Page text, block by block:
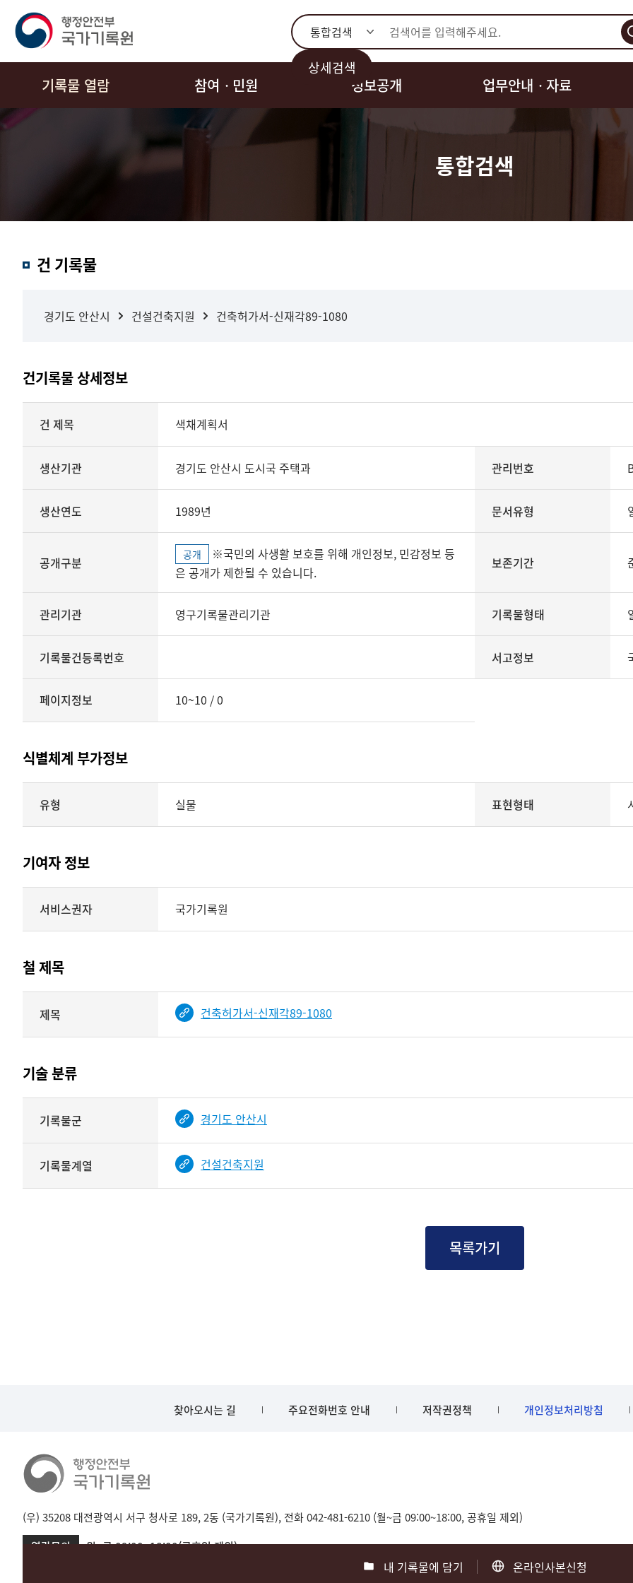
통합검색
상세검색
기록물 열람 참여ㆍ민원 정보공개 업무안내ㆍ자료
통합검색
검색건 기록물
경기도 안산시 건설건축지원 건축허가서-신재각89-1080
건기록물 상세정보
건 제목 색채계획서
생산기관 경기도 안산시 도시국 주택과 관리번호
생산연도 1989년 문서유형
공개구분 공개
은 공개가 제한될 수 있습니다.
보존기간
관리기관 영구기록물관리기관 기록물형태
기록물건등록번호 서고정보
페이지정보 10~10 / 0
식별체계 부가정보
부가정보의
유형
표현형태
제공
유형 실물 표현형태
기여자 정보
기여자
정보를
테이블
기여자
제공됨
<
서비스권자 국가기록원
철 제목
기록물
건의
제목를
보여주는
표
제목 건축허가서-신재각89-1080
기술 분류
분류
정보를
보여주는
표
기록물군 경기도 안산시
기록물계열 건설건축지원
목록가기
내 기록물에 담기 온라인사본신청
찾아오시는 길 주요전화번호 안내 저작권정책 개인정보처리방침
(우) 35208 대전광역시 서구 청사로 189, 2동 (국가기록원), 전화 042-481-6210 (월~금 09:00~18:00, 공휴일 제외)
열람문의
월~금 09:00~18:00(공휴일 제외)
부산 051-550-8023 광주 062-975-5791